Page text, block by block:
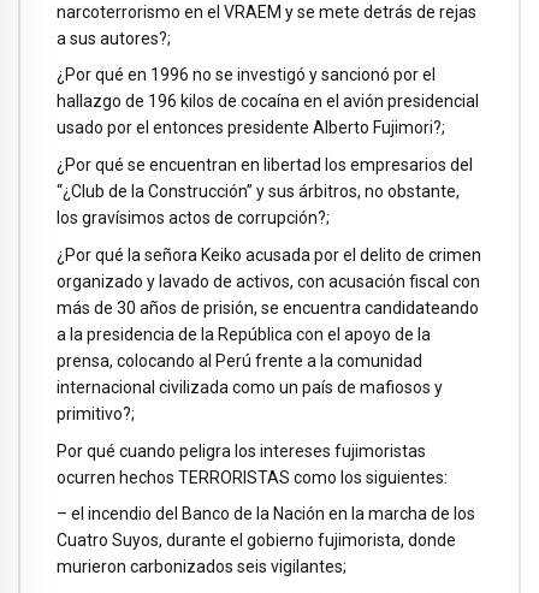
narcoterrorismo en el VRAEM y se mete detrás de rejas
a sus autores?;
¿Por qué en 1996 no se investigó y sancionó por el
hallazgo de 196 kilos de cocaína en el avión presidencial
usado por el entonces presidente Alberto Fujimori?;
¿Por qué se encuentran en libertad los empresarios del
“¿Club de la Construcción” y sus árbitros, no obstante,
los gravísimos actos de corrupción?;
¿Por qué la señora Keiko acusada por el delito de crimen
organizado y lavado de activos, con acusación fiscal con
más de 30 años de prisión, se encuentra candidateando
a la presidencia de la República con el apoyo de la
prensa, colocando al Perú frente a la comunidad
internacional civilizada como un país de mafiosos y
primitivo?;
Por qué cuando peligra los intereses fujimoristas
ocurren hechos TERRORISTAS como los siguientes:
– el incendio del Banco de la Nación en la marcha de los
Cuatro Suyos, durante el gobierno fujimorista, donde
murieron carbonizados seis vigilantes;